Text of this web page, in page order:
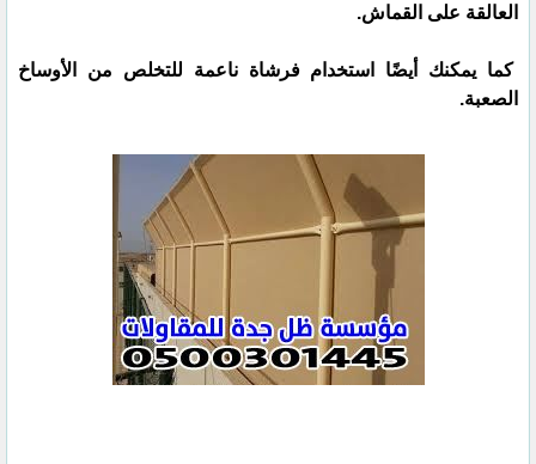
العالقة على القماش.
كما يمكنك أيضًا استخدام فرشاة ناعمة للتخلص من الأوساخ
الصعبة.